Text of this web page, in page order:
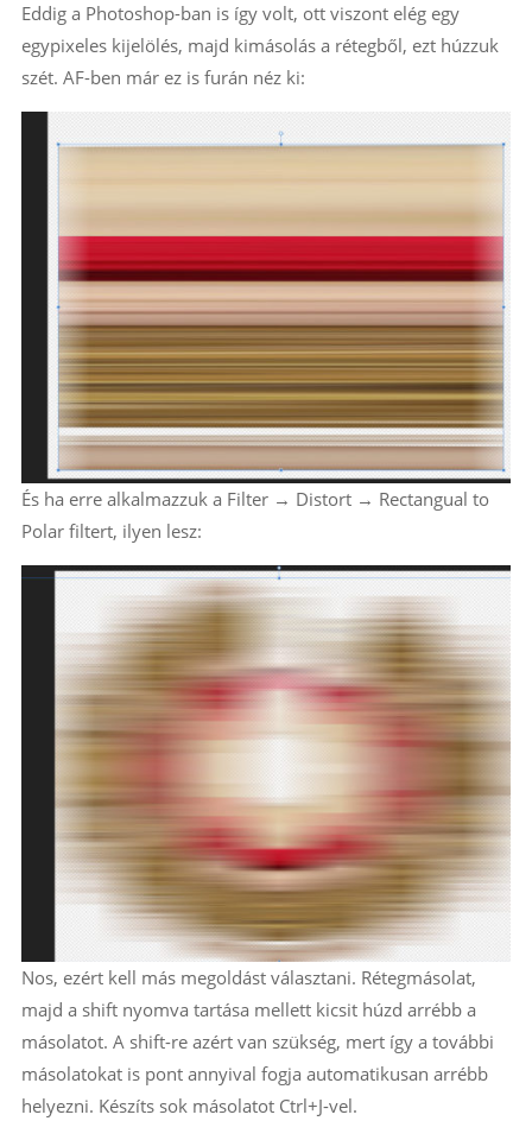
Eddig a Photoshop-ban is így volt, ott viszont elég egy
egypixeles kijelölés, majd kimásolás a rétegből, ezt húzzuk
szét. AF-ben már ez is furán néz ki:
És ha erre alkalmazzuk a Filter → Distort → Rectangual to
Polar filtert, ilyen lesz:
Nos, ezért kell más megoldást választani. Rétegmásolat,
majd a shift nyomva tartása mellett kicsit húzd arrébb a
másolatot. A shift-re azért van szükség, mert így a további
másolatokat is pont annyival fogja automatikusan arrébb
helyezni. Készíts sok másolatot Ctrl+J-vel.